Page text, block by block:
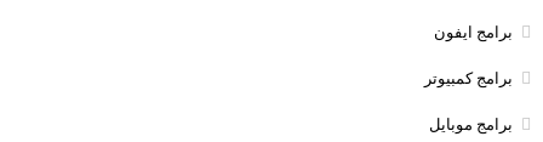
برامج ايفون
برامج كمبيوتر
برامج موبايل